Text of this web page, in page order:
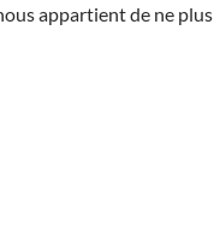
appartient de ne plus